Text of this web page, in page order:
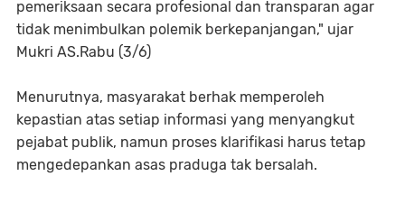
pemeriksaan secara profesional dan transparan agar
tidak menimbulkan polemik berkepanjangan," ujar
Mukri AS.Rabu (3/6)
Menurutnya, masyarakat berhak memperoleh
kepastian atas setiap informasi yang menyangkut
pejabat publik, namun proses klarifikasi harus tetap
mengedepankan asas praduga tak bersalah.